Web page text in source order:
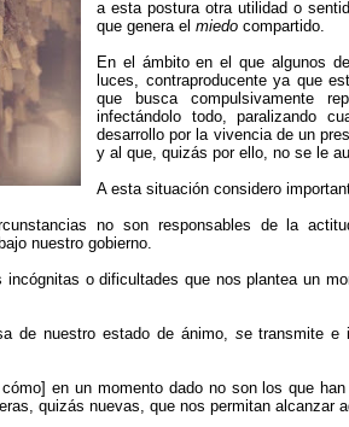
a esta postura otra utilidad o
que genera elmiedo compartido.
En el ámbito en el que algunos
luces, contraproducente ya que
que busca compulsivamente
infectándolo todo, paralizando
desarrollo por la vivencia de un
y al que, quizás por ello, no se le
A esta situación considero
no son responsables de la
nuestro gobierno.
o dificultades que nos plantea un
de nuestro estado de ánimo, se transmite e
en un momento dado no son los que
quizás nuevas, que nos permitan alcanzar